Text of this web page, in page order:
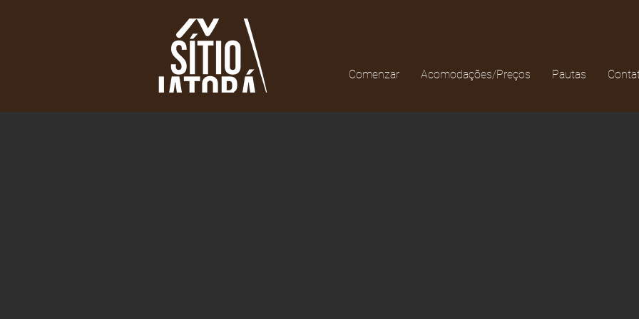
Comenzar Acomodações/Preços Pautas